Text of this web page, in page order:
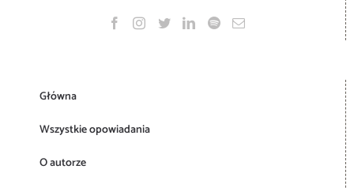
Główna
Wszystkie opowiadania
O autorze